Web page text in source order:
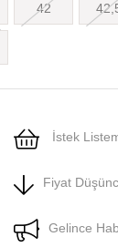
42
İstek
Fiyat
Gelince